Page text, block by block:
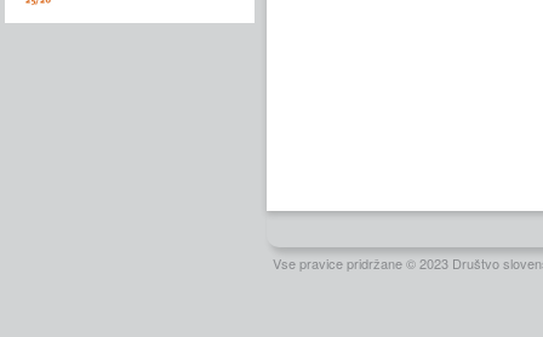
Vse pravice pridržane © 2023 Društvo